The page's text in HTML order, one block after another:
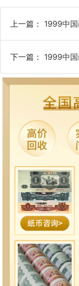
上一篇： 1999中
下一篇： 1999中